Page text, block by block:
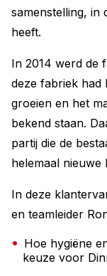
samenstelling, in
heeft.
In 2014 werd de
deze fabriek had
groeien en het
bekend staan.
partij die de
helemaal
In deze
en teamleider
Hoe hygiëne
keuze voor